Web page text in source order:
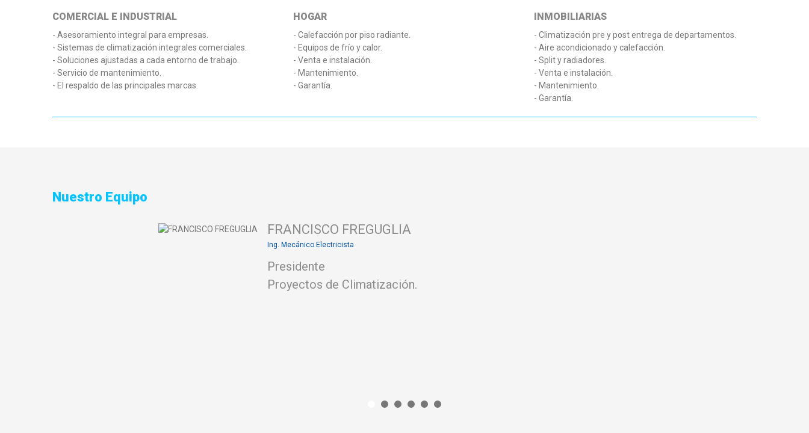
COMERCIAL E INDUSTRIAL
- Asesoramiento integral para empresas.
- Sistemas de climatización integrales comerciales.
- Soluciones ajustadas a cada entorno de trabajo.
- Servicio de mantenimiento.
- El respaldo de las principales marcas.
HOGAR
- Calefacción por piso radiante.
- Equipos de frío y calor.
- Venta e instalación.
- Mantenimiento.
- Garantía.
INMOBILIARIAS
- Climatización pre y post entrega de departamentos.
- Aire acondicionado y calefacción.
- Split y radiadores.
- Venta e instalación.
- Mantenimiento.
- Garantía.
Nuestro Equipo
FRANCISCO FREGUGLIA
Ing. Mecánico Electricista
Presidente
Proyectos de Climatización.